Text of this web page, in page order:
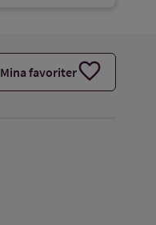
Mina favoriterfavorite